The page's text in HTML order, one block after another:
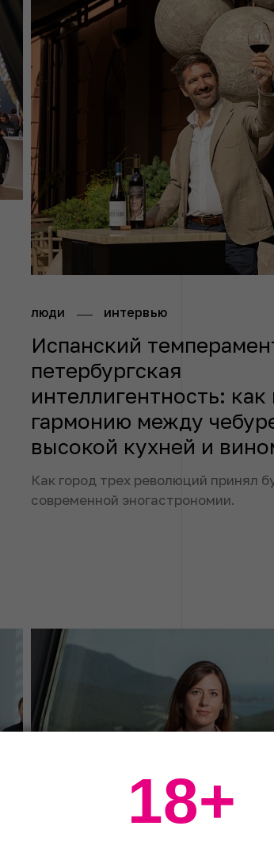
люди интервью
Испанский
петербургская
интеллигентность: как
гармонию между
высокой кухней и
Как город трех революций принял
современной эногастрономии.
18+